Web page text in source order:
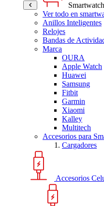
Smartwatch
Ver todo en
Anillos Inteligentes
Relojes
Bandas de
Marca
OURA
Apple Watch
Huawei
Samsung
Fitbit
Garmin
Xiaomi
Kalley
Multitech
Accesorios para
Cargadores
Accesorios